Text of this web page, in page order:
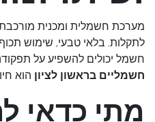
מערכת חשמלית ומכנית
לתקלות. בלאי טבעי, שימוש
חשמל יכולים להשפיע על
חשמליים בראשון לציון הוא
מתי כדאי